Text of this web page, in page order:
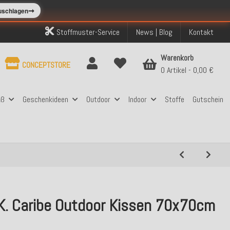
➞
Stoffmuster-Service News | Blog Kontakt
Geschenkideen Outdoor Indoor Stoffe Gutschein
CONCEPTSTORE
Warenkorb
0 Artikel
0,00 €
Caribe Outdoor Kissen 70x70cm